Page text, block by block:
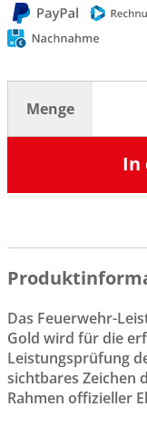
Menge
In
Das Feuerwehr-
Gold wird für die
Leistungsprüfung
sichtbares Zeichen
Rahmen offizieller